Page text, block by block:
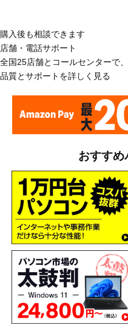
購入後も相談できます
店舗・電話サポート
全国25店舗とコールセンターで
品質とサポートを詳しく見る
おすすめ